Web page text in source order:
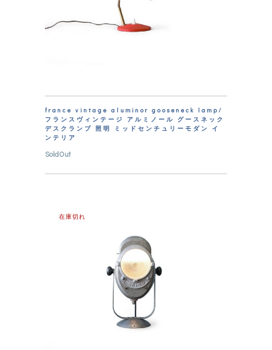
france vintage aluminor gooseneck lamp/
フランスヴィンテージ アルミノール グースネック
デスクランプ 照明 ミッドセンチュリーモダン イ
ンテリア
SoldOut
在庫切れ